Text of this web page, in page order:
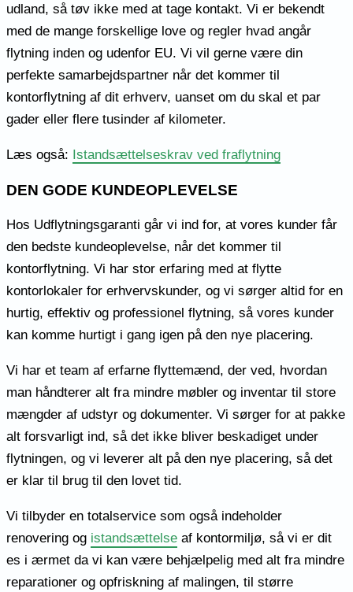
udland, så tøv ikke med at tage kontakt. Vi er bekendt
med de mange forskellige love og regler hvad angår
flytning inden og udenfor EU. Vi vil gerne være din
perfekte samarbejdspartner når det kommer til
kontorflytning af dit erhverv, uanset om du skal et par
gader eller flere tusinder af kilometer.
Læs også: Istandsættelseskrav ved fraflytning
DEN GODE KUNDEOPLEVELSE
Hos Udflytningsgaranti går vi ind for, at vores kunder får
den bedste kundeoplevelse, når det kommer til
kontorflytning. Vi har stor erfaring med at flytte
kontorlokaler for erhvervskunder, og vi sørger altid for en
hurtig, effektiv og professionel flytning, så vores kunder
kan komme hurtigt i gang igen på den nye placering.
Vi har et team af erfarne flyttemænd, der ved, hvordan
man håndterer alt fra mindre møbler og inventar til store
mængder af udstyr og dokumenter. Vi sørger for at pakke
alt forsvarligt ind, så det ikke bliver beskadiget under
flytningen, og vi leverer alt på den nye placering, så det
er klar til brug til den lovet tid.
Vi tilbyder en totalservice som også indeholder
renovering og istandsættelse af kontormiljø, så vi er dit
es i ærmet da vi kan være behjælpelig med alt fra mindre
reparationer og opfriskning af malingen, til større